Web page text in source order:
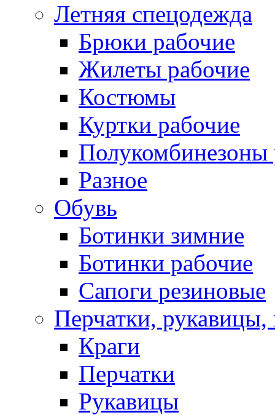
Летняя спецодежда
Брюки рабочие
Жилеты рабочие
Костюмы
Куртки рабочие
Полукомбинезоны
Разное
Обувь
Ботинки зимние
Ботинки рабочие
Сапоги резиновые
Перчатки, рукавицы,
Краги
Перчатки
Рукавицы